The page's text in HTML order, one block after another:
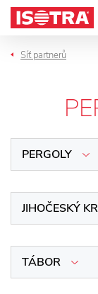
Přeskočit na obsah
Síť partnerů
PERGOLY
JIHOČESKÝ
TÁBOR